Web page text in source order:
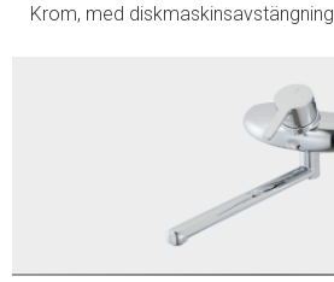
Krom, med diskmaskinsavstängning